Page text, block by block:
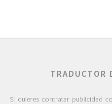
TRADUCTOR
Si quieres contratar publicidad